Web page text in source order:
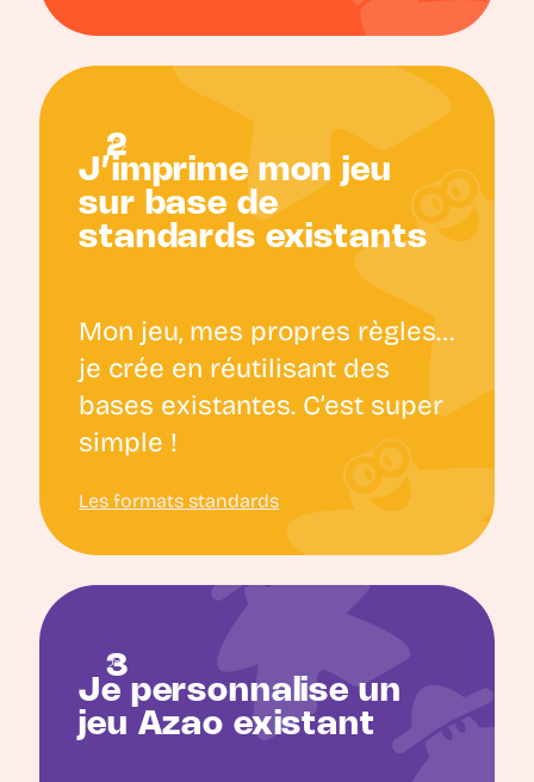
J’imprime mon jeu
sur base de
standards existants
Mon jeu, mes propres règles…
je crée en réutilisant des
bases existantes. C’est super
simple !
Les formats standards
Je personnalise un
jeu Azao existant